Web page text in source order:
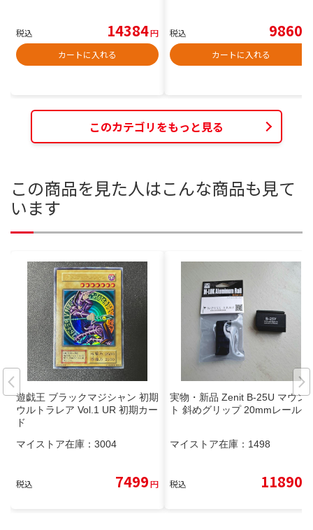
税込 14384円
カートに入れる
税込 9860
カートに入れる
このカテゴリをもっと見る
この商品を見た人はこんな商品も見て
います
遊戯王 ブラックマジシャン 初期
ウルトラレア Vol.1 UR 初期カー
ド
マイストア在庫： 3004
税込 7499円
実物・新品 Zenit B-25U マウン
ト 斜めグリップ 20mmレール付
マイストア在庫： 1498
税込 11890